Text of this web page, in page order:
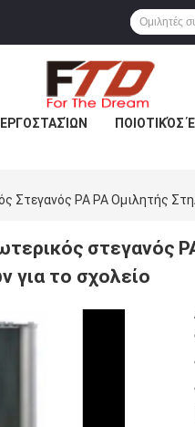
ΠΟΙΟΤΙΚΌΣ
Στεγανός PA PA Ομιλητής
στεγανός
για το σχολείο